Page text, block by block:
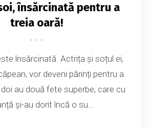
însărcinată pentru a
treia oară!
însărcinată. Actrița și soțul ei,
vor deveni părinți pentru a
au două fete superbe, care cu
și-au dorit încă o su...